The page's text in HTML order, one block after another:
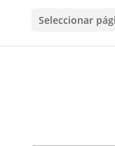
Seleccionar